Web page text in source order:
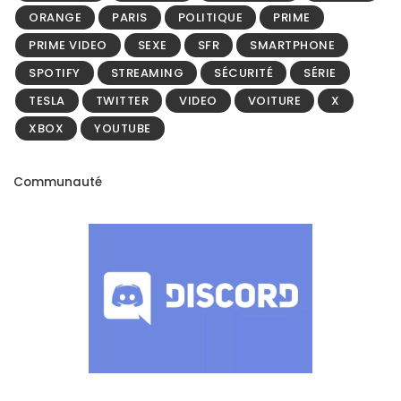
ORANGE
PARIS POLITIQUE
PRIME
PRIME VIDEO
SEXE SFR
SMARTPHONE
SPOTIFY
STREAMING SÉCURITÉ
SÉRIE
TESLA
TWITTER VIDEO VOITURE
X
XBOX
YOUTUBE
Communauté